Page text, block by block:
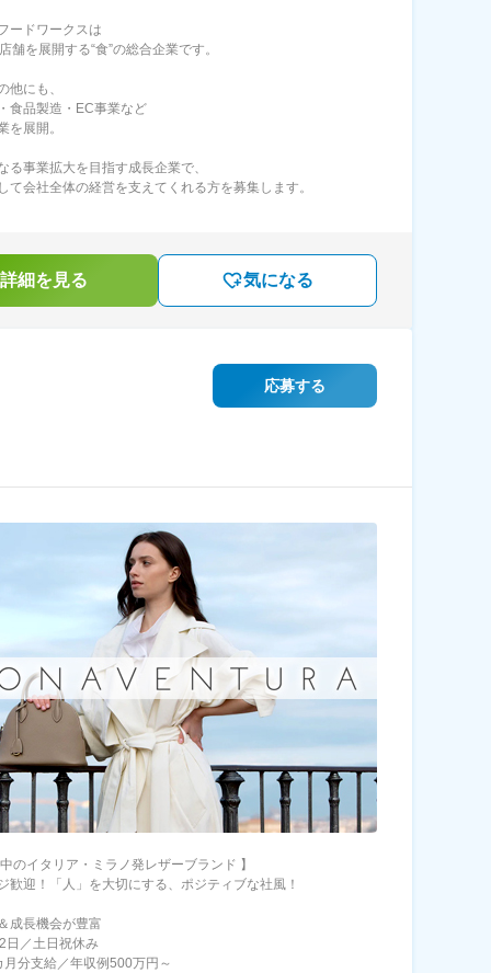
ードワークスは
舗を展開する“食”の総合企業です。
他にも、
食品製造・EC事業など
を展開。
る事業拡大を目指す成長企業で、
て会社全体の経営を支えてくれる方を募集します。
細を見る 気になる
応募する
のイタリア・ミラノ発レザーブランド 】
歓迎！「人」を大切にする、ポジティブな社風！
成長機会が豊富
／土日祝休み
分支給／年収例500万円～